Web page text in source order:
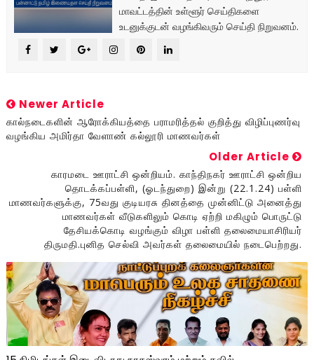
மாவட்டத்தின் உள்ளூர் செய்திகளை
உடனுக்குடன் வழங்கிவரும் செய்தி நிறுவனம்.
Newer Article
கால்நடைகளின் ஆரோக்கியத்தை பராமரித்தல் குறித்து விழிப்புணர்வு
வழங்கிய அமிர்தா வேளாண் கல்லூரி மாணவர்கள்
Older Article
காரமடை ஊராட்சி ஒன்றியம். காந்திநகர் ஊராட்சி ஒன்றிய
தொடக்கப்பள்ளி, (ஓடந்துறை) இன்று (22.1.24) பள்ளி
மாணவர்களுக்கு, 75வது குடியரசு தினத்தை முன்னிட்டு அனைத்து
மாணவர்கள் வீடுகளிலும் கொடி ஏற்றி மகிழும் பொருட்டு
தேசியக்கொடி வழங்கும் விழா பள்ளி தலைமையாசிரியர்
திருமதி.புனித செல்வி அவர்கள் தலைமையில் நடைபெற்றது.